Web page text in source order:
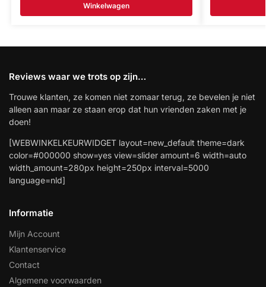
Winkelwagen
Reviews waar we trots op zijn…
Trouwe klanten, ze komen niet zomaar terug, ze bevelen je niet
alleen aan maar ze staan erop dat hun vrienden zaken met je
doen!
[WEBWINKELKEURWIDGET layout=new_default theme=dark
color=#000000 show=yes view=slider amount=6 width=auto
width_amount=280px height=250px interval=5000
language=nld]
Informatie
Mijn Account
Klantenservice
Contact
Algemene voorwaarden